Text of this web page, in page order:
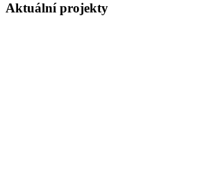
Aktuální projekty